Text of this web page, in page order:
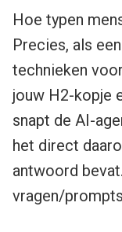
Hoe typen
Precies, als
technieken
jouw H2-kopje
snapt de AI-
het direct
antwoord
vragen/